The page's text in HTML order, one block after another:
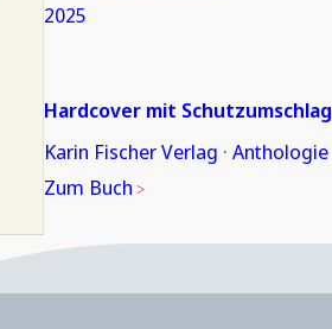
2025
Hardcover mit Schutzumschlag
Karin Fischer Verlag · Anthologie
Zum Buch